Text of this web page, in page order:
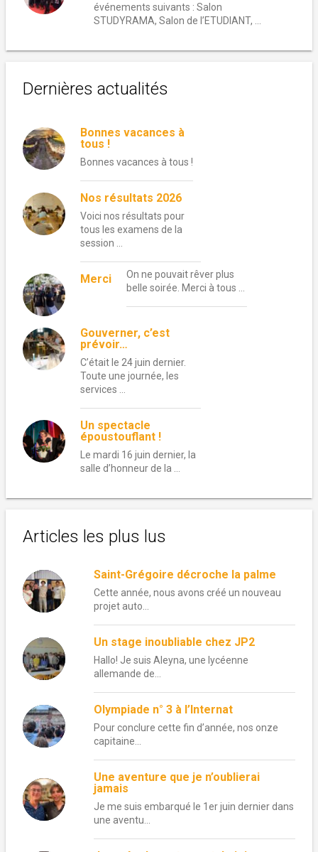
événements suivants : Salon
STUDYRAMA, Salon de l’ETUDIANT, ...
Dernières actualités
Bonnes vacances à
tous !
Bonnes vacances à tous !
Nos résultats 2026
Voici nos résultats pour
tous les examens de la
session …
Merci
On ne pouvait rêver plus
belle soirée. Merci à tous …
Gouverner, c’est
prévoir…
C’était le 24 juin dernier.
Toute une journée, les
services …
Un spectacle
époustouflant !
Le mardi 16 juin dernier, la
salle d’honneur de la …
Articles les plus lus
Saint-Grégoire décroche la palme
Cette année, nous avons créé un nouveau
projet auto...
Un stage inoubliable chez JP2
Hallo! Je suis Aleyna, une lycéenne
allemande de...
Olympiade n° 3 à l’Internat
Pour conclure cette fin d’année, nos onze
capitaine...
Une aventure que je n’oublierai
jamais
Je me suis embarqué le 1er juin dernier dans
une aventu...